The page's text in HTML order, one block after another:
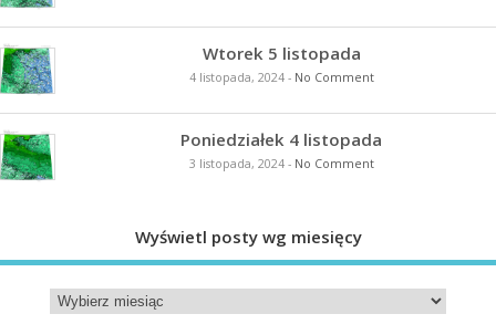
Wtorek 5 listopada
4 listopada, 2024- No Comment
Poniedziałek 4 listopada
3 listopada, 2024- No Comment
Wyświetl posty wg miesięcy